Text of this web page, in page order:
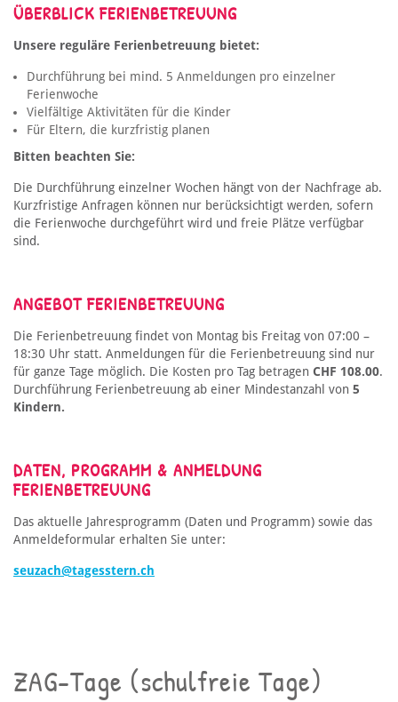
ÜBERBLICK FERIENBETREUUNG
Unsere reguläre Ferienbetreuung bietet:
Durchführung bei mind. 5 Anmeldungen pro einzelner
Ferienwoche
Vielfältige Aktivitäten für die Kinder
Für Eltern, die kurzfristig planen
Bitten beachten Sie:
Die Durchführung einzelner Wochen hängt von der Nachfrage ab.
Kurzfristige Anfragen können nur berücksichtigt werden, sofern
die Ferienwoche durchgeführt wird und freie Plätze verfügbar
sind.
ANGEBOT FERIENBETREUUNG
Die Ferienbetreuung findet von Montag bis Freitag von 07:00 –
18:30 Uhr statt. Anmeldungen für die Ferienbetreuung sind nur
für ganze Tage möglich. Die Kosten pro Tag betragen CHF 108.00.
Durchführung Ferienbetreuung ab einer Mindestanzahl von 5
Kindern.
DATEN, PROGRAMM & ANMELDUNG
FERIENBETREUUNG
Das aktuelle Jahresprogramm (Daten und Programm) sowie das
Anmeldeformular erhalten Sie unter:
seuzach@tagesstern.ch
ZAG-Tage (schulfreie Tage)